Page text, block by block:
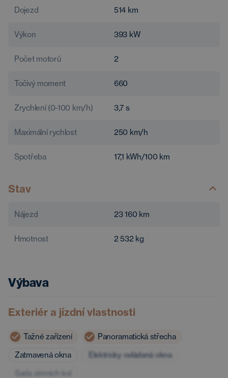
Dojezd 514 km
Výkon 393 kW
Počet motorů 2
Točivý moment 660
Zrychlení (0-100 km/h) 3,7 s
Maximální rychlost 250 km/h
Spotřeba 17,1 kWh/100 km
Stav
Nájezd 23 160 km
Hmotnost 2 532 kg
Výbava
Exteriér a jízdní vlastnosti
Tažné zařízení
Panoramatická střecha
Zatmavená okna
Elektricky ovládaná okna
Sada zimních kol